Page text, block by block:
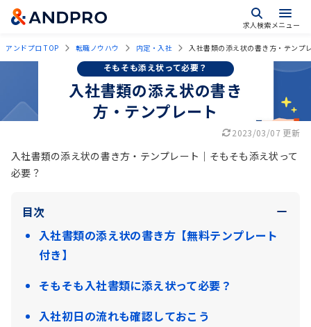
求人検索メニュー
アンドプロ TOP 転職ノウハウ 内定・入社 入社書類の添え状の書き方・テンプ
そもそも添え状って必要？
入社書類の添え状の書き
方・テンプレート
2023/03/07 更新
入社書類の添え状の書き方・テンプレート｜そもそも添え状って
必要？
目次
入社書類の添え状の書き方【無料テンプレート
付き】
そもそも入社書類に添え状って必要？
入社初日の流れも確認しておこう